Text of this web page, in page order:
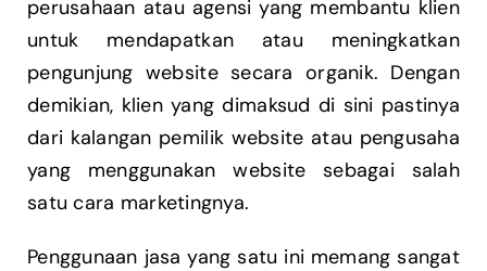
perusahaan atau agensi yang membantu klien
untuk mendapatkan atau meningkatkan
pengunjung website secara organik. Dengan
demikian, klien yang dimaksud di sini pastinya
dari kalangan pemilik website atau pengusaha
yang menggunakan website sebagai salah
satu cara marketingnya.
Penggunaan jasa yang satu ini memang sangat